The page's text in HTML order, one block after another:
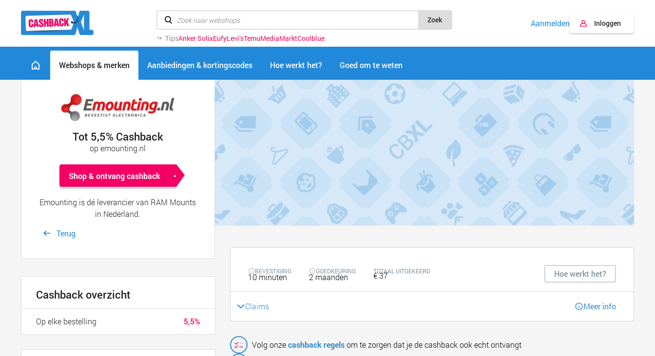
Zoek
TipsAnker SolixEufyLevi’sTemuMediaMarktCoolblue
Aanmelden Inloggen
Webshops & merken Aanbiedingen & kortingscodes Hoe werkt het? Goed om te weten
Tot 5,5% Cashback
op emounting.nl
Shop & ontvang cashback
Emounting is dé leverancier van RAM Mounts
in Nederland.
Terug
BEVESTIGING
10 minuten
GOEDKEURING
2 maanden
TOTAAL UITGEKEERD
€ 37 Hoe werkt het?
Claims Meer info
Volg onzecashback regelsom te zorgen dat je de cashback ook echt ontvangt
Cashback overzicht
5,5%
Op elke bestelling